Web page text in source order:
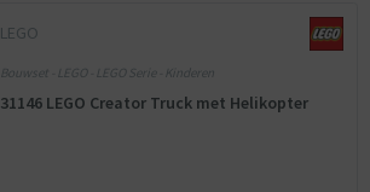
LEGO
Bouwset - LEGO - LEGO Serie - Kinderen
31146 LEGO Creator Truck met Helikopter